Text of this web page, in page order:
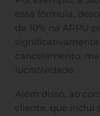
essa fórmula,
de 10% na ARPU
cancelamento,
lucratividade.
Além disso, ao
cliente, que inclui